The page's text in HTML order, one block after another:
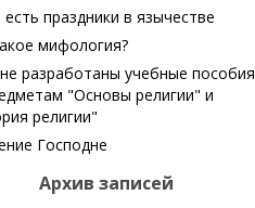
есть праздники в язычестве
мифология?
разработаны учебные пособия
"Основы религии" и
религии"
Господне
Архив записей